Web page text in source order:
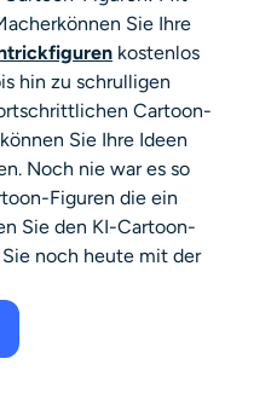
können Sie Ihre
kostenlos
hin zu schrulligen
Cartoon-
Sie Ihre Ideen
Noch nie war es so
Figuren die ein
Sie den KI-Cartoon-
noch heute mit der